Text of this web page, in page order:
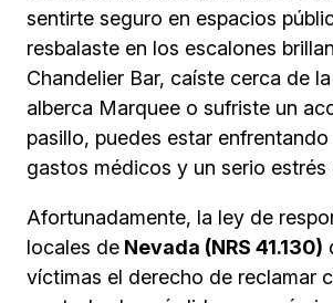
sentirte seguro en espacios
resbalaste en los escalones
Chandelier Bar, caíste cerca de
alberca Marquee o sufriste un
pasillo, puedes estar
gastos médicos y un serio estrés
Afortunadamente, la ley de
locales de Nevada (NRS 41.130)
víctimas el derecho de reclamar